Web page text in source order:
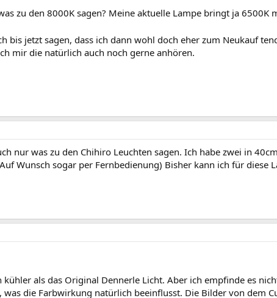
zu den 8000K sagen? Meine aktuelle Lampe bringt ja
bis jetzt sagen, dass ich dann wohl doch eher zum Neukauf
mir die natürlich auch noch gerne anhören.
nur was zu den Chihiro Leuchten sagen. Ich habe zwei in
Wunsch sogar per Fernbedienung) Bisher kann ich für diese
kühler als das Original Dennerle Licht. Aber ich empfinde es
was die Farbwirkung natürlich beeinflusst. Die Bilder von dem